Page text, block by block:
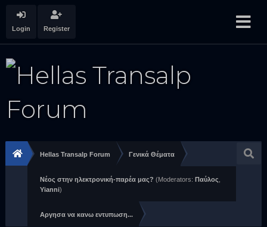
Login Register
Hellas Transalp Forum Γενικά Θέματα
Νέος στην ηλεκτρονική-παρέα μας? (Moderators:Παύλος
Yianni)
Αργησα να κανω εντυπωση...